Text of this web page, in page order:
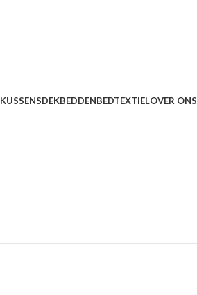
KUSSENSDEKBEDDENBEDTEXTIELOVER ONS